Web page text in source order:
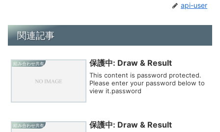
api-user
関連記事
組み合わせ共有 保護中: Draw & Result
This content is password protected.
Please enter your password below to
view it.password
組み合わせ共有 保護中: Draw & Result